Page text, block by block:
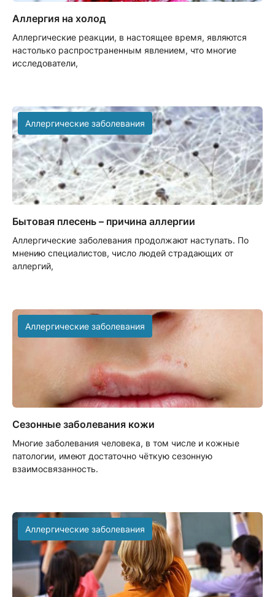
Аллергия на холод
Аллергические реакции, в настоящее время, являются
настолько распространенным явлением, что многие
исследователи,
Аллергические заболевания
Бытовая плесень – причина аллергии
Аллергические заболевания продолжают наступать. По
мнению специалистов, число людей страдающих от
аллергий,
Аллергические заболевания
Сезонные заболевания кожи
Многие заболевания человека, в том числе и кожные
патологии, имеют достаточно чёткую сезонную
взаимосвязанность.
Аллергические заболевания